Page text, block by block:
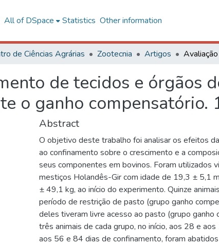
All of DSpace Statistics Other information
de Ciências Agrárias Zootecnia Artigos
de tecidos e órgãos
o ganho compensatório.
Abstract
O objetivo deste trabalho foi analisar os efeitos
ao confinamento sobre o crescimento e a
seus componentes em bovinos. Foram utilizados
mestiços Holandês-Gir com idade de 19,3 ± 5,1
± 49,1 kg, ao início do experimento. Quinze
período de restrição de pasto (grupo ganho
deles tiveram livre acesso ao pasto (grupo ganho
três animais de cada grupo, no início, aos 28 e
aos 56 e 84 dias de confinamento, foram